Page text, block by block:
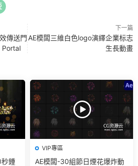
傳送門
Portal
下一篇
AE模闆三維白色logo演繹企業标志
生長動畫
秒鍾
VIP專區
AE模闆-30組節日煙花爆炸動